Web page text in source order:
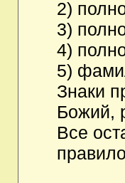
2)
3)
4)
5)
Знаки
Божий,
Все